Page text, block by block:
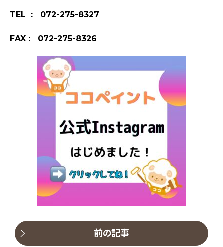
TEL : 072-275-8327
FAX : 072-275-8326
前の記事